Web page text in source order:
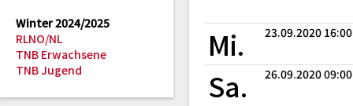
Winter 2024/2025
RLNO/NL
TNB Erwachsene
TNB Jugend
Mi. 23.09.2020 16:00
Sa. 26.09.2020 09:00